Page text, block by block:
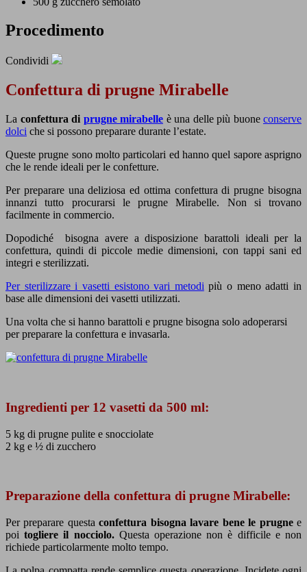
Procedimento
Condividi
Confettura di prugne Mirabelle
La confettura di prugne mirabelle è una delle più buone conserve
dolci che si possono preparare durante l’estate.
Queste prugne sono molto particolari ed hanno quel sapore asprigno
che le rende ideali per le confetture.
Per preparare una deliziosa ed ottima confettura di prugne bisogna
innanzi tutto procurarsi le prugne Mirabelle. Non si trovano
facilmente in commercio.
Dopodiché bisogna avere a disposizione barattoli ideali per la
confettura, quindi di piccole medie dimensioni, con tappi sani ed
integri e sterilizzati.
Per sterilizzare i vasetti esistono vari metodi più o meno adatti in
base alle dimensioni dei vasetti utilizzati.
Una volta che si hanno barattoli e prugne bisogna solo adoperarsi
per preparare la confettura e invasarla.
Ingredienti per 12 vasetti da 500 ml:
5 kg di prugne pulite e snocciolate
2 kg e ½ di zucchero
Preparazione della confettura di prugne Mirabelle:
Per preparare questaconfettura bisogna lavare bene le prugnee
poitogliere il nocciolo.Questa operazione non è difficile e non
richiede particolarmente molto tempo.